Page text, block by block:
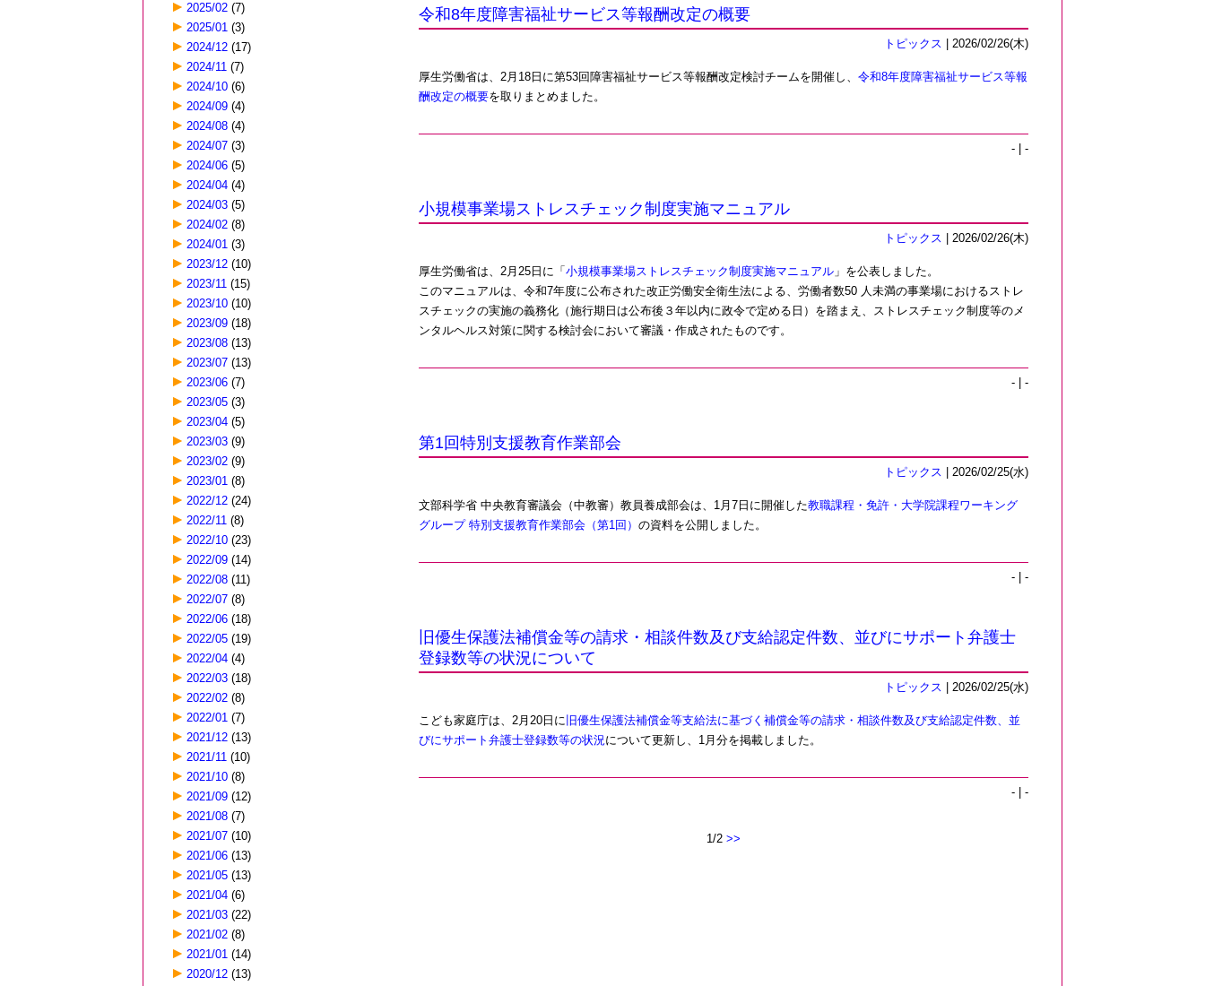
2025/02 (7)
2025/01 (3)
2024/12 (17)
2024/11 (7)
2024/10 (6)
2024/09 (4)
2024/08 (4)
2024/07 (3)
2024/06 (5)
2024/04 (4)
2024/03 (5)
2024/02 (8)
2024/01 (3)
2023/12 (10)
2023/11 (15)
2023/10 (10)
2023/09 (18)
2023/08 (13)
2023/07 (13)
2023/06 (7)
2023/05 (3)
2023/04 (5)
2023/03 (9)
2023/02 (9)
2023/01 (8)
2022/12 (24)
2022/11 (8)
2022/10 (23)
2022/09 (14)
2022/08 (11)
2022/07 (8)
2022/06 (18)
2022/05 (19)
2022/04 (4)
2022/03 (18)
2022/02 (8)
2022/01 (7)
2021/12 (13)
2021/11 (10)
2021/10 (8)
2021/09 (12)
2021/08 (7)
2021/07 (10)
2021/06 (13)
2021/05 (13)
2021/04 (6)
2021/03 (22)
2021/02 (8)
2021/01 (14)
2020/12 (13)
令和8年度障害福祉サービス等報酬改定の概要
トピックス | 2026/02/26(木)
厚生労働省は、2月18日に第53回障害福祉サービス等報酬改定検討チームを開催し、 令和8年度障害福祉サービス等報
酬改定の概要を取りまとめました。
- | -
小規模事業場ストレスチェック制度実施マニュアル
トピックス | 2026/02/26(木)
厚生労働省は、2月25日に「 小規模事業場ストレスチェック制度実施マニュアル 」を公表しました。
このマニュアルは、令和7年度に公布された改正労働安全衛生法による、労働者数50 人未満の事業場におけるストレ
スチェックの実施の義務化（施行期日は公布後３年以内に政令で定める日）を踏まえ、ストレスチェック制度等のメ
ンタルヘルス対策に関する検討会において審議・作成されたものです。
- | -
第1回特別支援教育作業部会
トピックス | 2026/02/25(水)
文部科学省 中央教育審議会（中教審）教員養成部会は、1月7日に開催した教職課程・免許・大学院課程ワーキング
グループ 特別支援教育作業部会（第1回） の資料を公開しました。
- | -
旧優生保護法補償金等の請求・相談件数及び支給認定件数、並びにサポート弁護士
登録数等の状況について
トピックス | 2026/02/25(水)
こども家庭庁は、2月20日に 旧優生保護法補償金等支給法に基づく補償金等の請求・相談件数及び支給認定件数、並
びにサポート弁護士登録数等の状況について更新し、1月分を掲載しました。
- | -
1/2 >>